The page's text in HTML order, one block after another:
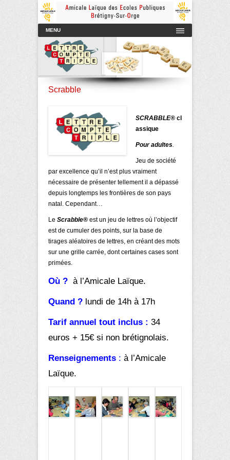
AmicaleLaiqueBretigny
Amicale Laïque des Ecoles Publiques de Brétigny-sur-Orge
Menu principal
Aller au contenu
MENU
Scrabble
SCRABBLE® cl
assique
Pour adultes
Jeu de société
par excellence qu’il n’est plus vraiment
nécessaire de présenter tellement il a dépassé
depuis longtemps les frontières de son pays
natal. Cependant…
Le Scrabble® est un jeu de lettres où l’objectif
est de cumuler des points, sur la base de
tirages aléatoires de lettres, en créant des mots
sur une grille carrée, dont certaines cases sont
primées.
Où ? à l’Amicale Laïque.
Quand ? lundi de 14h à 17h
Tarif annuel tout inclus : 34
euros + 15€ si non brétignolais.
Renseignements : à l’Amicale
Laïque.